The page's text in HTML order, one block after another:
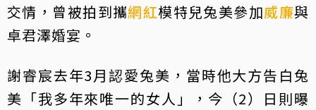
交情，曾被拍到攜網紅模特兒兔美參加威廉與
卓君澤婚宴。
謝睿宸去年3月認愛兔美，當時他大方告白兔
美「我多年來唯一的女人」，今（2）日則曝